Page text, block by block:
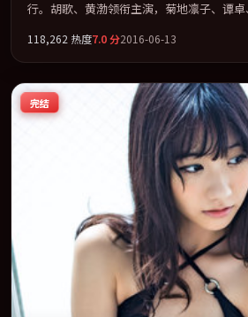
行。胡歌、黄渤领衔主演，菊地凛子、谭
以「动作」类型为骨架，在叙事、表演与视
2016-11-09 在内地院线及主流平台同步亮
碑稳健，适合喜欢强情节与人物弧光的观
118,262 热度7.0分2016-06-13
完结